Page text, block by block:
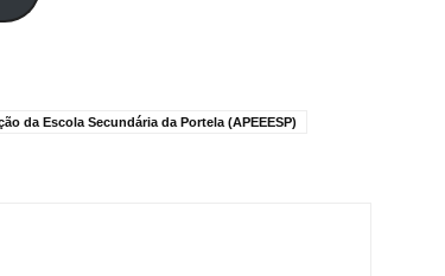
da Escola Secundária da Portela (APEEESP)